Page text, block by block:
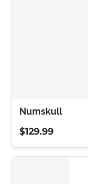
Numskull
$129.99